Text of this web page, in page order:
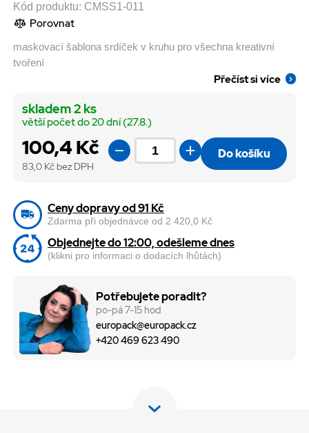
Kód produktu: CMSS1-011
Porovnat
maskovací šablona srdíček v kruhu pro všechna kreativní
tvoření
Přečíst si více
100,4 Kč
83,0 Kč bez DPH
skladem 2 ks
větší počet do 20 dní (27.8.)
Do košíku
Ceny dopravy od 91 Kč
Zdarma při objednávce od 2 420,0 Kč
Objednejte do 12:00, odešleme dnes
(klikni pro informaci o dodacích lhůtách)
Potřebujete poradit?
po-pá 7-15 hod
europack@europack.cz
+420 469 623 490